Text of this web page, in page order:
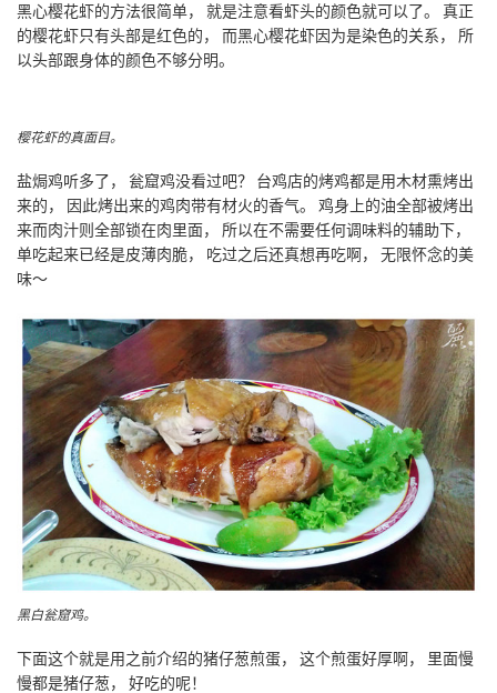
黑心樱花虾的方法很简单， 就是注意看虾头的颜色就可以了。 真正
的樱花虾只有头部是红色的， 而黑心樱花虾因为是染色的关系， 所
以头部跟身体的颜色不够分明。
樱花虾的真面目。
盐焗鸡听多了， 瓮窟鸡没看过吧？ 台鸡店的烤鸡都是用木材熏烤出
来的， 因此烤出来的鸡肉带有材火的香气。 鸡身上的油全部被烤出
来而肉汁则全部锁在肉里面， 所以在不需要任何调味料的辅助下，
单吃起来已经是皮薄肉脆， 吃过之后还真想再吃啊， 无限怀念的美
味～
黑白瓮窟鸡。
下面这个就是用之前介绍的猪仔葱煎蛋， 这个煎蛋好厚啊， 里面慢
慢都是猪仔葱， 好吃的呢！